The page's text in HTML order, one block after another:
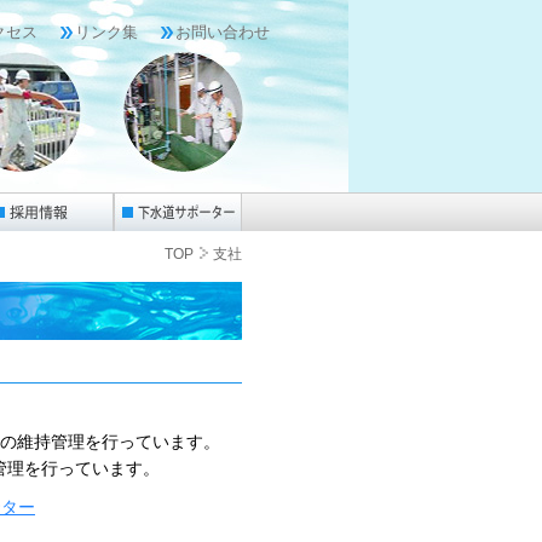
セス リンク集 お問い合わせ
TOP 支社
維持管理を行っています。
を行っています。
ー